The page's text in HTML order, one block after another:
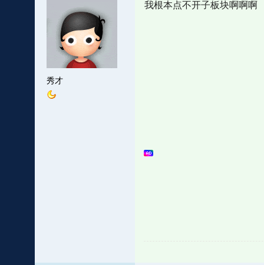
秀才
我根本点不开子板块啊啊啊